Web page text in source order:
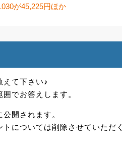
が45,225円ほか
えて下さい♪
でお答えします。
開されます。
については削除させていただく